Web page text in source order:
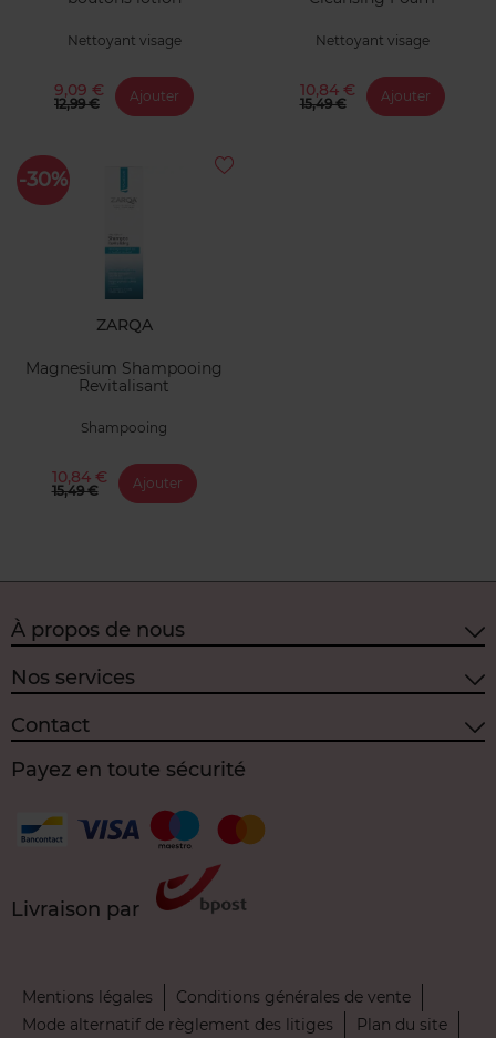
Nettoyant visage
9,09 €
12,99 € Ajouter
Nettoyant visage
10,84 €
15,49 € Ajouter
-30%
ZARQA
Magnesium Shampooing
Revitalisant
Shampooing
10,84 €
15,49 € Ajouter
À propos de nous
Nos services
Contact
Payez en toute sécurité
Livraison par
Mentions légales
Conditions générales de vente
Mode alternatif de règlement des litiges
Plan du site